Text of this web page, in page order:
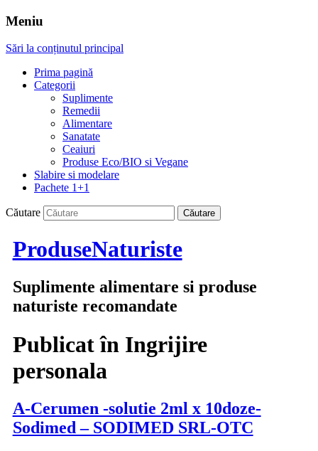
Meniu
Sări la conținutul principal
Prima pagină
Categorii
Suplimente
Remedii
Alimentare
Sanatate
Ceaiuri
Produse Eco/BIO si Vegane
Slabire si modelare
Pachete 1+1
Căutare
ProduseNaturiste
Suplimente alimentare si produse
naturiste recomandate
Publicat în Ingrijire
personala
A-Cerumen -solutie 2ml x 10doze-
Sodimed – SODIMED SRL-OTC